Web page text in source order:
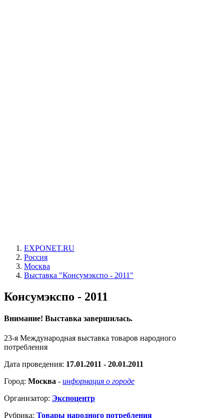
EXPONET.RU
Россия
Москва
Выставка "Консумэкспо - 2011"
Консумэкспо - 2011
Внимание! Выставка завершилась.
23-я Международная выставка товаров народного
потребления
Дата проведения: 17.01.2011 - 20.01.2011
Город: Москва - информация о городе
Организатор: Экспоцентр
Рубрика: Товары народного потребления